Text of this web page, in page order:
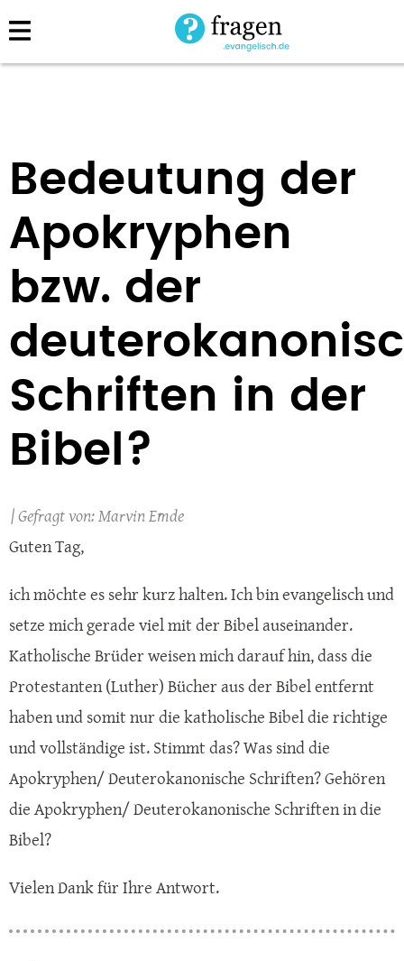
Direkt
zum
Bedeutung der
Apokryphen
bzw. der
Schriften in der
Bibel?
Marvin Emde
Guten Tag,
ich möchte es sehr kurz halten. Ich bin evangelisch und
setze mich gerade viel mit der Bibel auseinander.
Katholische Brüder weisen mich darauf hin, dass die
Protestanten (Luther) Bücher aus der Bibel entfernt
haben und somit nur die katholische Bibel die richtige
und vollständige ist. Stimmt das? Was sind die
Apokryphen/ Deuterokanonische Schriften? Gehören
die Apokryphen/ Deuterokanonische Schriften in die
Bibel?
Vielen Dank für Ihre Antwort.